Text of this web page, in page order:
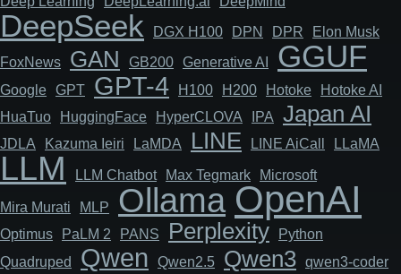
DeepSeek DGX H100 DPN DPR
Elon Musk
FoxNews
GAN GB200 Generative AI GGUF
Google GPT GPT-4 H100 H200 Hotoke
Hotoke AI
HuaTuo
HuggingFace HyperCLOVA IPA Japan AI
JDLA Kazuma Ieiri LaMDA LINE LINE AiCall LLaMA
LLM LLM Chatbot Max Tegmark Microsoft
Mira Murati MLP Ollama OpenAI
Optimus PaLM 2 PANS Perplexity
Python
Quadruped
Qwen Qwen2.5 Qwen3 qwen3-coder